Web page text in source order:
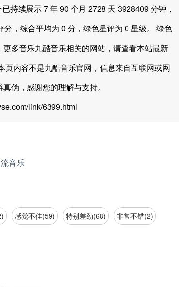
持续展示 7 年 90 个月 2728 天 3928409 分钟，
，综合平均为 0 分，绿色星评为 0 星级。 绿色
多音乐九酷音乐相关的网站，请查看本站最新
内容不是九酷音乐官网，信息来自互联网或网
伪，感谢您的理解与支持。
link/6399.html
音乐
感觉不佳(59) 特别差劲(68) 非常不错(2)